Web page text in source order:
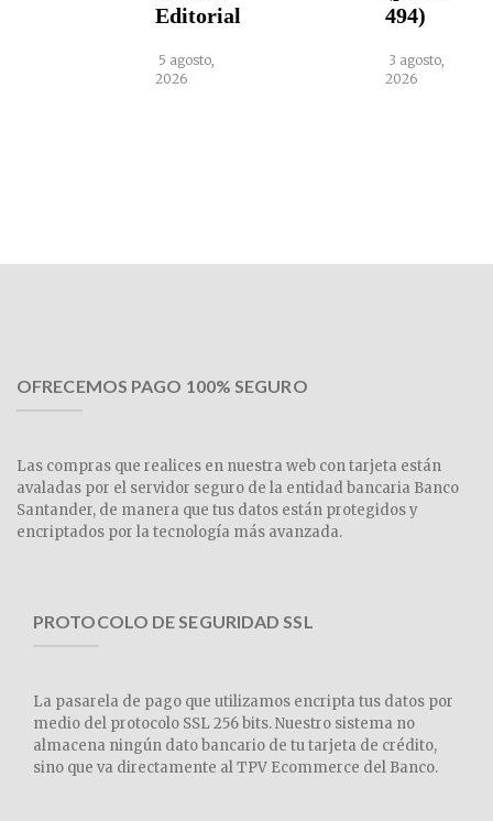
Editorial
5 agosto,
2026
494)
3 agosto,
2026
OFRECEMOS PAGO 100% SEGURO
Las compras que realices en nuestra web con tarjeta están
avaladas por el servidor seguro de la entidad bancaria Banco
Santander, de manera que tus datos están protegidos y
encriptados por la tecnología más avanzada.
PROTOCOLO DE SEGURIDAD SSL
La pasarela de pago que utilizamos encripta tus datos por
medio del protocolo SSL 256 bits. Nuestro sistema no
almacena ningún dato bancario de tu tarjeta de crédito,
sino que va directamente al TPV Ecommerce del Banco.